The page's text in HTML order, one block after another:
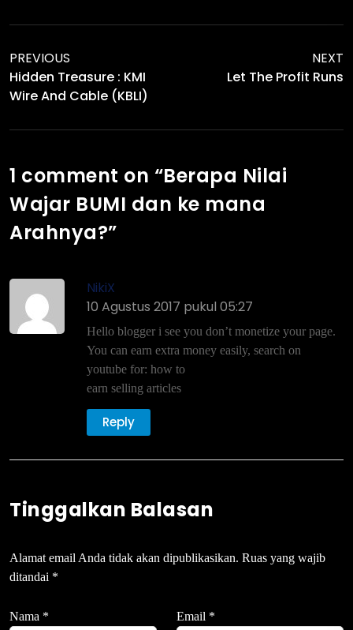
PREVIOUS
Hidden Treasure : KMI
Wire And Cable (KBLI)
NEXT
Let The Profit Runs
1 comment on “Berapa Nilai
Wajar BUMI dan ke mana
Arahnya?”
NikiX
10 Agustus 2017 pukul 05:27
Hello blogger i see you don’t monetize your page.
You can earn extra money easily, search on
youtube for: how to
earn selling articles
Reply
Tinggalkan Balasan
Alamat email Anda tidak akan dipublikasikan. Ruas yang wajib
ditandai *
Nama * Email *